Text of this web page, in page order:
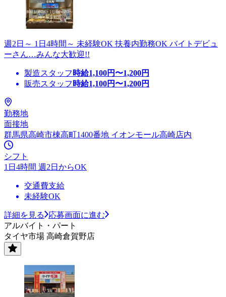
週2日～ 1日4時間～ 未経験OK 扶養内勤務OK バイトデビュ
ーさん…みんな大歓迎!!
製造スタッフ 時給1,100円〜1,200円
販売スタッフ 時給1,100円〜1,200円
勤務地
面接地
群馬県高崎市棟高町1400番地 イオンモール高崎店内
シフト
1日4時間 週2日からOK
交通費支給
未経験OK
詳細を見る
応募画面に進む
アルバイト・パート
タイヤ市場 高崎倉賀野店